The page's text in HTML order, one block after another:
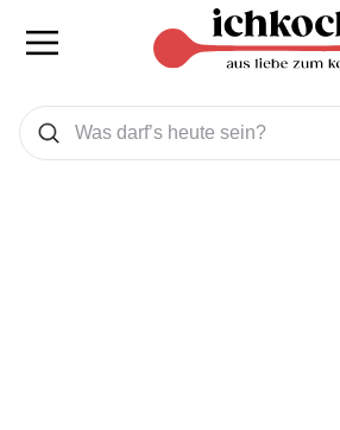
Was wollen Sie suchen
Suchen